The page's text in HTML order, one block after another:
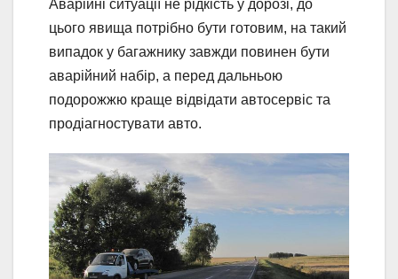
Аварійні ситуації не рідкість у дорозі, до
цього явища потрібно бути готовим, на такий
випадок у багажнику завжди повинен бути
аварійний набір, а перед дальньою
подорожжю краще відвідати автосервіс та
продіагностувати авто.